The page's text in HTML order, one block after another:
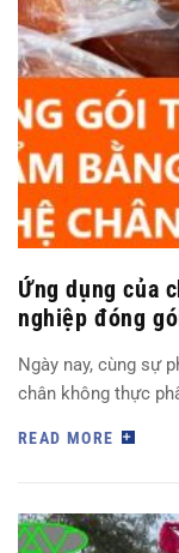
Ứng dụng của
nghiệp đóng
Ngày nay, cùng sự
chân không thực
READ MORE